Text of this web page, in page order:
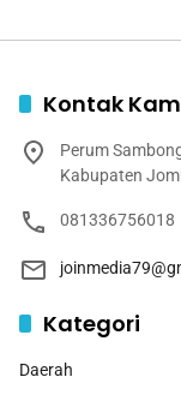
Kontak
Perum
Kabupaten
081336756018
Kategori
Daerah